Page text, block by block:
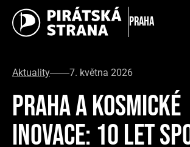
Praha
Aktuality 7. května 2026
PRAHA A KOSMICKÉ
INOVACE: 10 LET